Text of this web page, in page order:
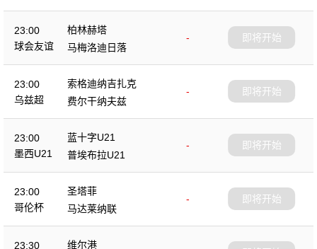
23:00
球会友谊
柏林赫塔
-
马梅洛迪日落
即将开始
23:00
乌兹超
索格迪纳吉扎克
-
费尔干纳夫兹
即将开始
23:00
墨西U21
蓝十字U21
-
普埃布拉U21
即将开始
23:00
哥伦杯
圣塔菲
-
马达莱纳联
即将开始
23:30 维尔港